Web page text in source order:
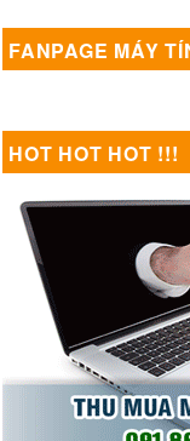
FANPAGE MÁY
HOT HOT HOT !!!